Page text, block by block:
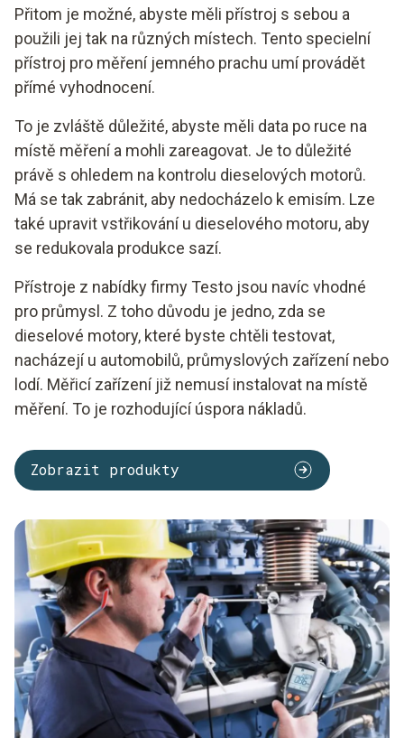
Přitom je možné, abyste měli přístroj s sebou a
použili jej tak na různých místech. Tento specielní
přístroj pro měření jemného prachu umí provádět
přímé vyhodnocení.
To je zvláště důležité, abyste měli data po ruce na
místě měření a mohli zareagovat. Je to důležité
právě s ohledem na kontrolu dieselových motorů.
Má se tak zabránit, aby nedocházelo k emisím. Lze
také upravit vstřikování u dieselového motoru, aby
se redukovala produkce sazí.
Přístroje z nabídky firmy Testo jsou navíc vhodné
pro průmysl. Z toho důvodu je jedno, zda se
dieselové motory, které byste chtěli testovat,
nacházejí u automobilů, průmyslových zařízení nebo
lodí. Měřicí zařízení již nemusí instalovat na místě
měření. To je rozhodující úspora nákladů.
Zobrazit produkty